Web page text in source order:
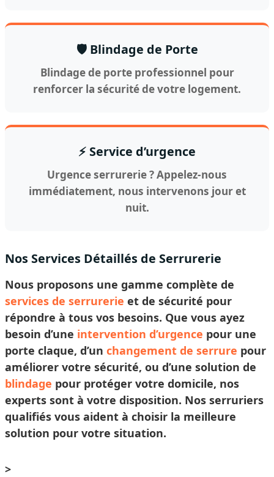
🛡️ Blindage de Porte
Blindage de porte professionnel pour
renforcer la sécurité de votre logement.
⚡ Service d’urgence
Urgence serrurerie ? Appelez-nous
immédiatement, nous intervenons jour et
nuit.
Nos Services Détaillés de Serrurerie
Nous proposons une gamme complète de
services de serrurerie et de sécurité pour
répondre à tous vos besoins. Que vous ayez
besoin d’une intervention d’urgence pour une
porte claque, d’un changement de serrure pour
améliorer votre sécurité, ou d’une solution de
blindage pour protéger votre domicile, nos
experts sont à votre disposition. Nos serruriers
qualifiés vous aident à choisir la meilleure
solution pour votre situation.
>